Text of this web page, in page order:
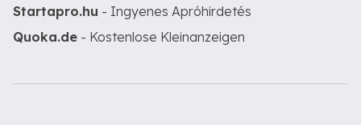
Startapro.hu - Ingyenes Apróhirdetés
Quoka.de - Kostenlose Kleinanzeigen